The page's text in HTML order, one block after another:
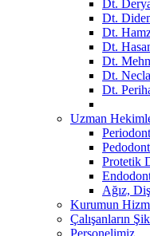
Dt.
Dt.
Dt.
Dt.
Dt.
Dt.
Dt.
Uzman
Protetik
Ağız,
Kurumun
Çalışanların
Personelimiz